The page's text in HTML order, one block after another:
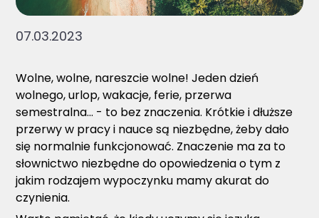
07.03.2023
Wolne, wolne, nareszcie wolne! Jeden dzień
wolnego, urlop, wakacje, ferie, przerwa
semestralna... - to bez znaczenia. Krótkie i dłuższe
przerwy w pracy i nauce są niezbędne, żeby dało
się normalnie funkcjonować. Znaczenie ma za to
słownictwo niezbędne do opowiedzenia o tym z
jakim rodzajem wypoczynku mamy akurat do
czynienia.